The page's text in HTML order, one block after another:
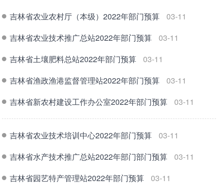
吉林省农业农村厅（本级）2022年部门预算
03-11
吉林省农业技术推广总站2022年部门预算
03-11
吉林省土壤肥料总站2022年部门预算
03-11
吉林省渔政渔港监督管理站2022年部门预算
03-11
吉林省新农村建设工作办公室2022年部门预算
03-11
吉林省农业技术培训中心2022年部门预算
03-11
吉林省水产技术推广总站2022年部门部门预算
03-11
吉林省园艺特产管理站2022年部门预算
03-11